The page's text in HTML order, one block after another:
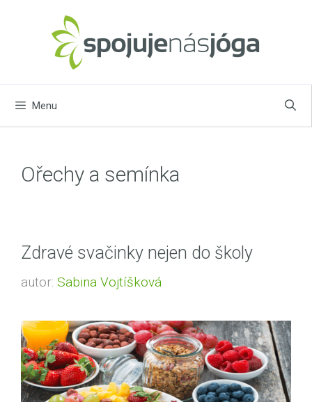
Menu
Ořechy a semínka
Zdravé svačinky nejen do školy
autor: Sabina Vojtíšková